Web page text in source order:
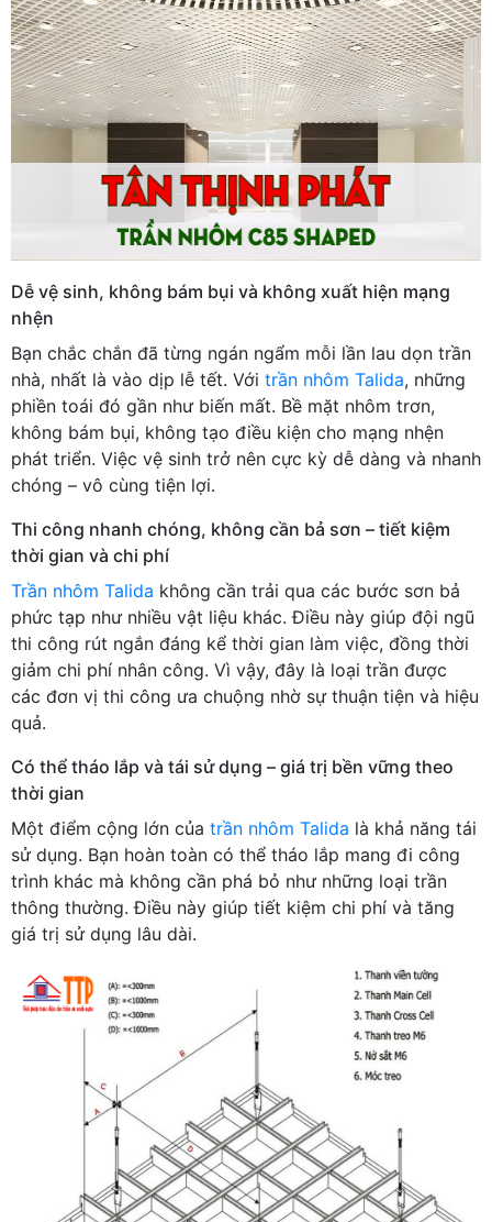
Dễ vệ sinh, không bám bụi và không xuất hiện mạng
nhện
Bạn chắc chắn đã từng ngán ngẩm mỗi lần lau dọn trần
nhà, nhất là vào dịp lễ tết. Với trần nhôm Talida, những
phiền toái đó gần như biến mất. Bề mặt nhôm trơn,
không bám bụi, không tạo điều kiện cho mạng nhện
phát triển. Việc vệ sinh trở nên cực kỳ dễ dàng và nhanh
chóng – vô cùng tiện lợi.
Thi công nhanh chóng, không cần bả sơn – tiết kiệm
thời gian và chi phí
Trần nhôm Talida không cần trải qua các bước sơn bả
phức tạp như nhiều vật liệu khác. Điều này giúp đội ngũ
thi công rút ngắn đáng kể thời gian làm việc, đồng thời
giảm chi phí nhân công. Vì vậy, đây là loại trần được
các đơn vị thi công ưa chuộng nhờ sự thuận tiện và hiệu
quả.
Có thể tháo lắp và tái sử dụng – giá trị bền vững theo
thời gian
Một điểm cộng lớn của trần nhôm Talida là khả năng tái
sử dụng. Bạn hoàn toàn có thể tháo lắp mang đi công
trình khác mà không cần phá bỏ như những loại trần
thông thường. Điều này giúp tiết kiệm chi phí và tăng
giá trị sử dụng lâu dài.